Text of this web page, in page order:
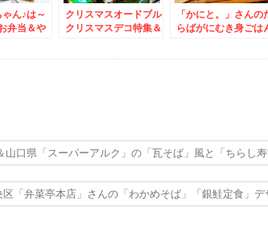
ん♪は～
弁当＆や
クリスマスオードブル
クリスマスデコ特集＆
「かにと。」さんの
らばがにむき身ごは
山口県「スーパーアルク」の「瓦そば」風と「ちらし
「弁菜亭本店」さんの「わかめそば」「銀鮭定食」